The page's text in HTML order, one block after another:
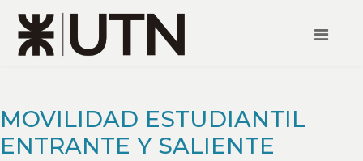
MOVILIDAD ESTUDIANTIL
ENTRANTE Y SALIENTE